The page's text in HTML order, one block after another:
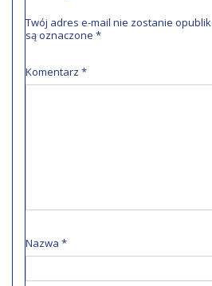
Twój adres e-mail nie zostanie
są oznaczone *
Komentarz *
Nazwa *